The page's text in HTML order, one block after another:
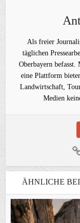
Als freier
täglichen
Oberbayern befasst.
eine Plattform
Landwirtschaft,
Medien
ÄHNLICHE